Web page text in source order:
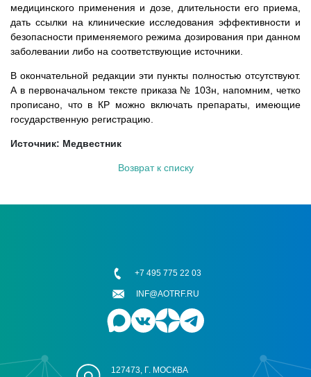
медицинского применения и дозе, длительности его приема,
дать ссылки ‎на клинические исследования эффективности и
безопасности применяемого режима дозирования при данном
заболевании либо ‎на соответствующие источники.
В окончательной редакции эти пункты полностью отсутствуют.
А в первоначальном тексте приказа № 103н, напомним, четко
прописано, что в КР можно включать препараты, имеющие
государственную регистрацию.
Источник: Медвестник
Возврат к списку
127473, Г. МОСКВА
+7 495 775 22 03
INF@AOTRF.RU